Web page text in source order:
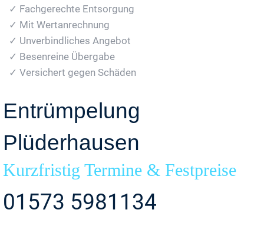
✓ Fachgerechte Entsorgung
✓ Mit Wertanrechnung
✓ Unverbindliches Angebot
✓ Besenreine Übergabe
✓ Versichert gegen Schäden
Entrümpelung
Plüderhausen
Kurzfristig Termine & Festpreise
01573 5981134